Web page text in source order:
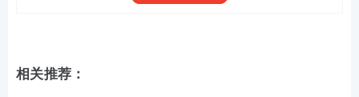
相关推荐：